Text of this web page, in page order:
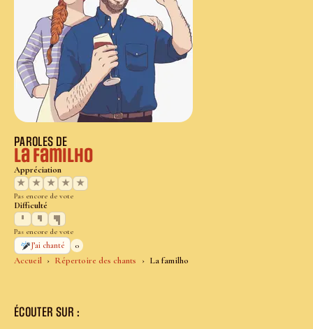
Accueil Répertoire des chants La familho
PAROLES DE
La familho
Appréciation
★
★ ★ ★ ★
Pas encore de vote
Difficulté
Pas encore de vote
J’ai chanté
0
ÉCOUTER SUR :